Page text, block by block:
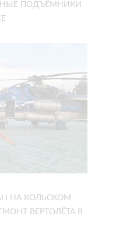
ПОДЪЁМНИКИ
НА КОЛЬСКОМ
ВЕРТОЛЁТА В